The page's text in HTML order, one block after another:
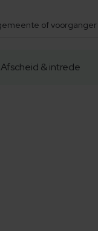
Afscheid & intrede